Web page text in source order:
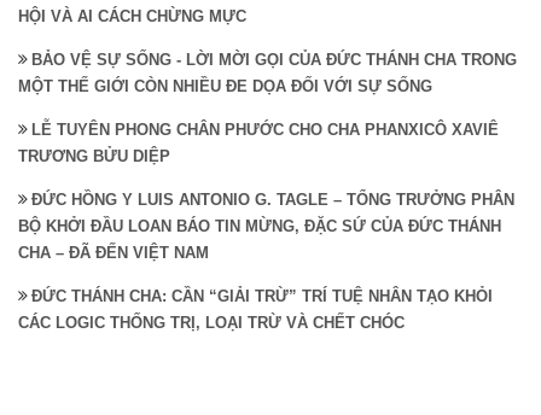
HỘI VÀ AI CÁCH CHỪNG MỰC
BẢO VỆ SỰ SỐNG - LỜI MỜI GỌI CỦA ĐỨC THÁNH CHA TRONG
MỘT THẾ GIỚI CÒN NHIỀU ĐE DỌA ĐỐI VỚI SỰ SỐNG
LỄ TUYÊN PHONG CHÂN PHƯỚC CHO CHA PHANXICÔ XAVIÊ
TRƯƠNG BỬU DIỆP
ĐỨC HỒNG Y LUIS ANTONIO G. TAGLE – TỔNG TRƯỞNG PHÂN
BỘ KHỞI ĐẦU LOAN BÁO TIN MỪNG, ĐẶC SỨ CỦA ĐỨC THÁNH
CHA – ĐÃ ĐẾN VIỆT NAM
ĐỨC THÁNH CHA: CẦN “GIẢI TRỪ” TRÍ TUỆ NHÂN TẠO KHỎI
CÁC LOGIC THỐNG TRỊ, LOẠI TRỪ VÀ CHẾT CHÓC